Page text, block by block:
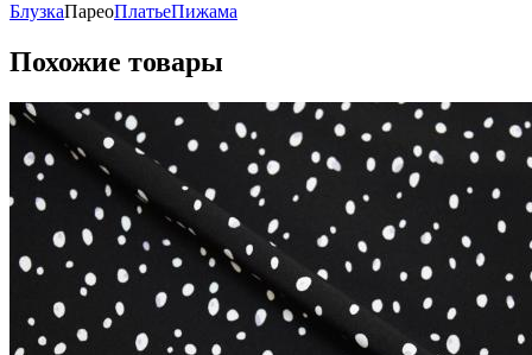
БлузкаПареоПлатьеПижама
Похожие товары